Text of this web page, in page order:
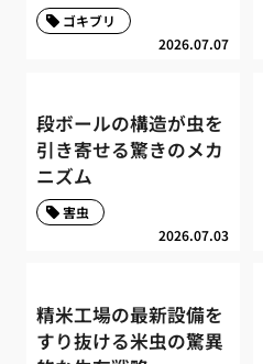
2026.07.07
ゴキブリ
段ボールの構造が虫を
引き寄せる驚きのメカ
ニズム
2026.07.03
害虫
精米工場の最新設備を
すり抜ける米虫の驚異